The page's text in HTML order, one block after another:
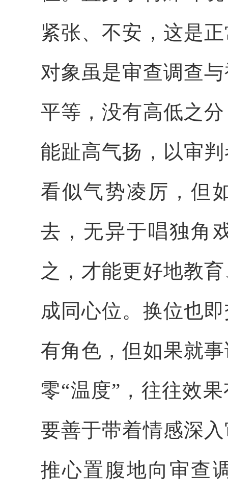
紧张、不安，这是
对象虽是审查调查
平等，没有高低之
能趾高气扬，以审
看似气势凌厉，但
去，无异于唱独角
之，才能更好地教
成同心位。换位也
有角色，但如果就
零“温度”，往往效
要善于带着情感深
推心置腹地向审查